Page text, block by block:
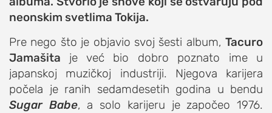
zdravlje
it
kolumna
sdl podkast
STUDENTSKI DNEVNI LIST
neonskim svetlima Tokija.
Pre nego što je objavio svoj šesti album, Tacuro
Jamašita je već bio dobro poznato ime u
japanskoj muzičkoj industriji. Njegova karijera
počela je ranih sedamdesetih godina u bendu
Sugar Babe, a solo karijeru je započeo 1976.